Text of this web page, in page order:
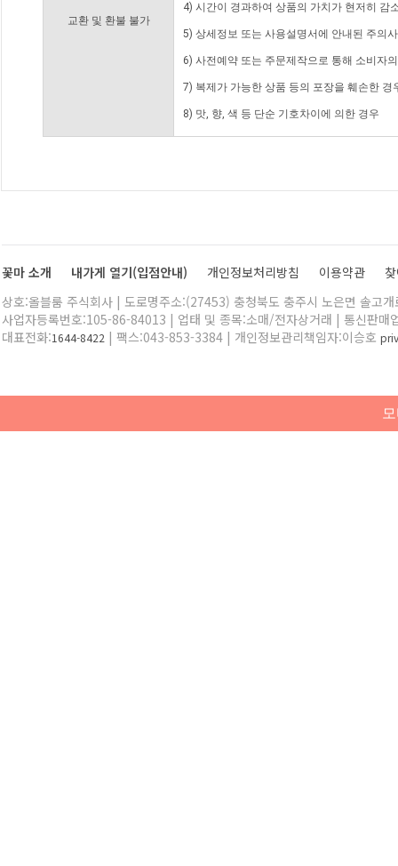
교환 및 환불 불가
4) 시간이 경과하여 상품의 가치가 현저히 감
5) 상세정보 또는 사용설명서에 안내된 주의
6) 사전예약 또는 주문제작으로 통해 소비자
7) 복제가 가능한 상품 등의 포장을 훼손한 경
8) 맛, 향, 색 등 단순 기호차이에 의한 경우
꽃마 소개 내가게 열기(입점안내) 개인정보처리방침 이용약관
상호:올블룸 주식회사 | 도로명주소:(27453) 충청북도 충주시 노은면 솔고
사업자등록번호:105-86-84013 | 업태 및 종목:소매/전자상거래 | 통신판매
대표전화:1644-8422 | 팩스:043-853-3384 | 개인정보관리책임자:이승호